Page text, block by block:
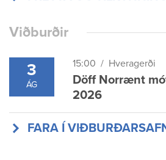
Viðburðir
3
ÁG
15:00 Hveragerði
Döff Norrænt
2026
FARA Í